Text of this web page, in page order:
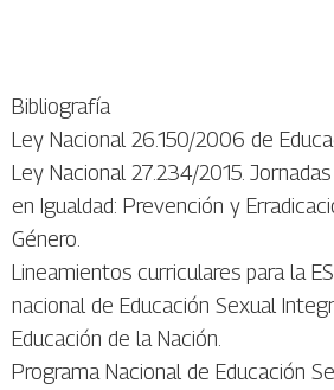
Bibliografía
Ley Nacional 26.150/2006 de
Ley Nacional 27.234/2015.
en Igualdad: Prevención y
Género.
Lineamientos curriculares para la
nacional de Educación Sexual
Educación de la Nación.
Programa Nacional de Educación